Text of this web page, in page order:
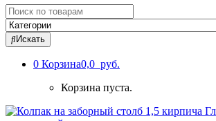
Search
for:
Искать
0 Корзина0,0 руб.
Корзина пуста.